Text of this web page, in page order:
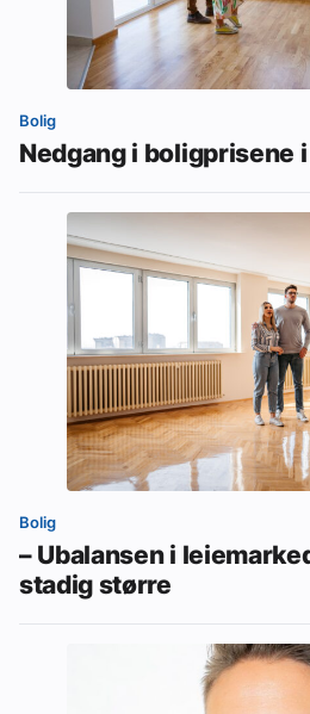
Bolig
Nedgang i boligprisene
Bolig
– Ubalansen i
stadig større